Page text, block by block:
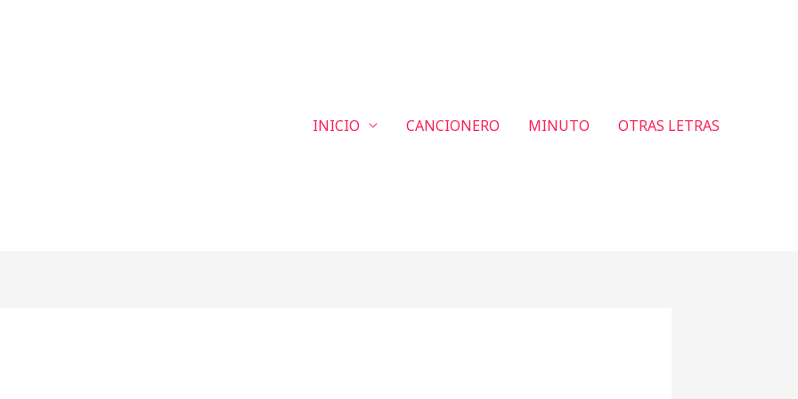
INICIO CANCIONERO MINUTO OTRAS LETRAS